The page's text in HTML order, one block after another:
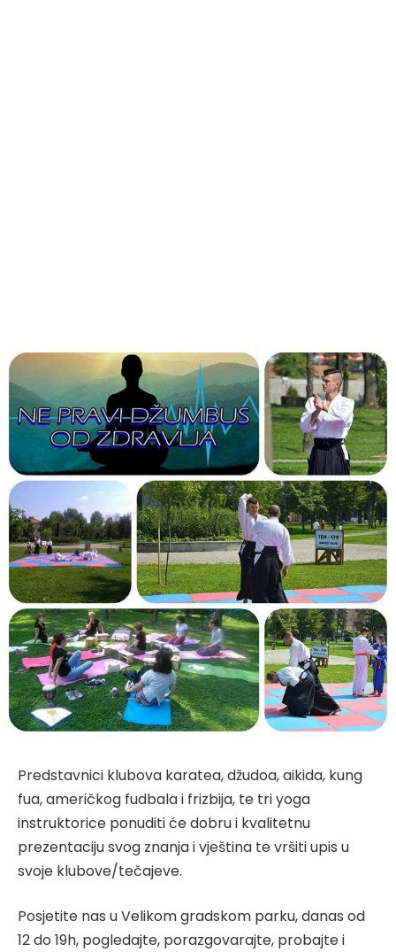
Predstavnici klubova karatea, džudoa, aikida, kung
fua, američkog fudbala i frizbija, te tri yoga
instruktorice ponuditi će dobru i kvalitetnu
prezentaciju svog znanja i vještina te vršiti upis u
svoje klubove/tečajeve.
Posjetite nas u Velikom gradskom parku, danas od
12 do 19h, pogledajte, porazgovarajte, probajte i